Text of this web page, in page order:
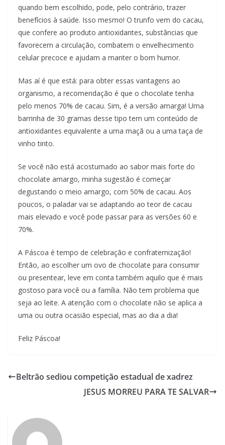
quando bem escolhido, pode, pelo contrário, trazer
benefícios à saúde. Isso mesmo! O trunfo vem do cacau,
que confere ao produto antioxidantes, substâncias que
favorecem a circulação, combatem o envelhecimento
celular precoce e ajudam a manter o bom humor.
Mas aí é que está: para obter essas vantagens ao
organismo, a recomendação é que o chocolate tenha
pelo menos 70% de cacau. Sim, é a versão amarga! Uma
barrinha de 30 gramas desse tipo tem um conteúdo de
antioxidantes equivalente a uma maçã ou a uma taça de
vinho tinto.
Se você não está acostumado ao sabor mais forte do
chocolate amargo, minha sugestão é começar
degustando o meio amargo, com 50% de cacau. Aos
poucos, o paladar vai se adaptando ao teor de cacau
mais elevado e você pode passar para as versões 60 e
70%.
A Páscoa é tempo de celebração e confraternização!
Então, ao escolher um ovo de chocolate para consumir
ou presentear, leve em conta também aquilo que é mais
gostoso para você ou a família. Não tem problema que
seja ao leite. A atenção com o chocolate não se aplica a
uma ou outra ocasião especial, mas ao dia a dia!
Feliz Páscoa!
Beltrão sediou competição estadual de xadrez
JESUS MORREU PARA TE SALVAR